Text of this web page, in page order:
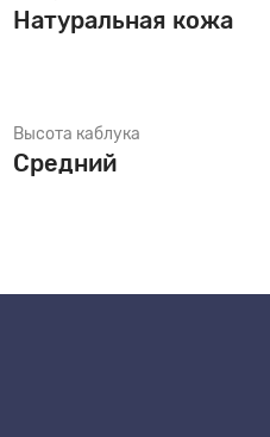
Натуральная кожа
Высота каблука
Средний